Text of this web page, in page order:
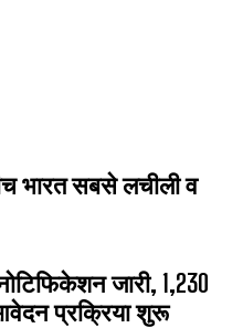
भारत सबसे लचीली व
जारी, 1,230
आवेदन प्रक्रिया शुरू